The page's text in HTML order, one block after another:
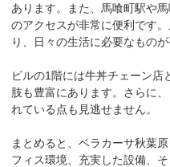
あります。また、馬喰町駅や
のアクセスが非常に便利です
り、日々の生活に必要なもの
ビルの1階には牛丼チェーン店
肢も豊富にあります。さらに
れている点も見逃せません。
まとめると、ベラカーサ秋葉
フィス環境、充実した設備、